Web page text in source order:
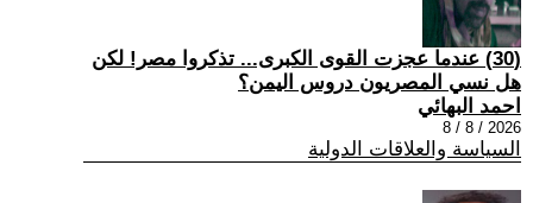
(30) عندما عجزت القوى الكبرى... تذكروا مصر! لكن
هل نسي المصريون دروس اليمن؟
احمد البهائي
2026 / 8 / 8
السياسة والعلاقات الدولية